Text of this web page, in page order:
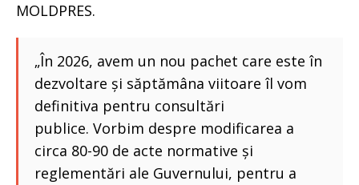
MOLDPRES.
„În 2026, avem un nou pachet care este în
dezvoltare și săptămâna viitoare îl vom
definitiva pentru consultări
publice. Vorbim despre modificarea a
circa 80-90 de acte normative și
reglementări ale Guvernului, pentru a